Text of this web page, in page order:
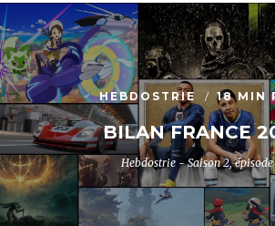
HEBDOSTRIE 18 MIN
BILAN FRANCE
Hebdostrie - Saison 2, épisode